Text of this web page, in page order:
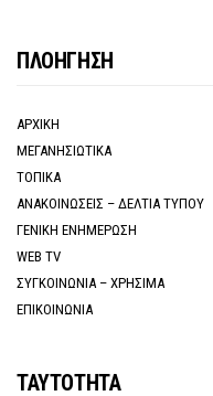
ΠΛΟΗΓΗΣΗ
ΑΡΧΙΚΗ
ΜΕΓΑΝΗΣΙΩΤΙΚΑ
ΤΟΠΙΚΑ
ΑΝΑΚΟΙΝΩΣΕΙΣ – ΔΕΛΤΙΑ ΤΥΠΟΥ
ΓΕΝΙΚΗ ΕΝΗΜΕΡΩΣΗ
WEB TV
ΣΥΓΚΟΙΝΩΝΙΑ – ΧΡΗΣΙΜΑ
ΕΠΙΚΟΙΝΩΝΙΑ
ΤΑΥΤΟΤΗΤΑ